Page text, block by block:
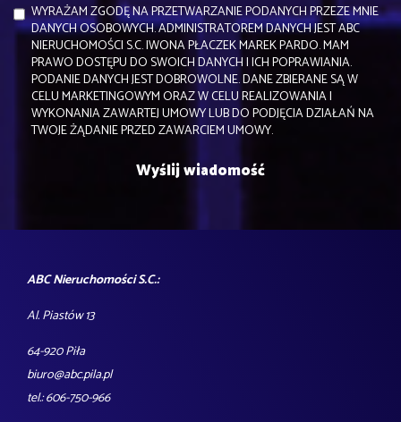
WYRAŻAM ZGODĘ NA PRZETWARZANIE PODANYCH PRZEZE MNIE
DANYCH OSOBOWYCH. ADMINISTRATOREM DANYCH JEST ABC
NIERUCHOMOŚCI S.C. IWONA PŁACZEK MAREK PARDO. MAM
PRAWO DOSTĘPU DO SWOICH DANYCH I ICH POPRAWIANIA.
PODANIE DANYCH JEST DOBROWOLNE. DANE ZBIERANE SĄ W
CELU MARKETINGOWYM ORAZ W CELU REALIZOWANIA I
WYKONANIA ZAWARTEJ UMOWY LUB DO PODJĘCIA DZIAŁAŃ NA
TWOJE ŻĄDANIE PRZED ZAWARCIEM UMOWY.
ABC Nieruchomości S.C.:
Al. Piastów 13
64-920 Piła
biuro@abc.pila.pl
tel.: 606-750-966